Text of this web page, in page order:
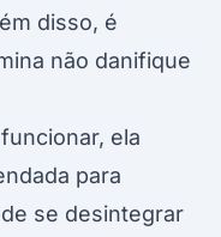
disso, é
não danifique
ela
para
se desintegrar